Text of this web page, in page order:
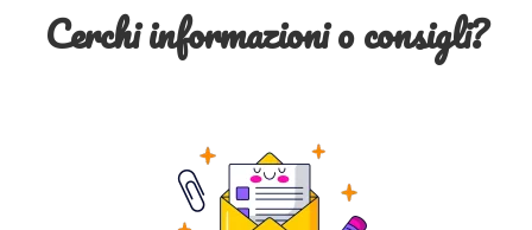
Cerchi informazioni o consigli?